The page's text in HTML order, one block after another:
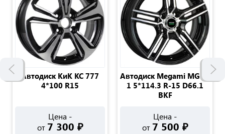
Автодиск КиК КС 777
4*100 R15
Цена -
от 7 300 ₽
Автодиск Megami MGM-
1 5*114.3 R-15 D66.1
BKF
Цена -
от 7 500 ₽